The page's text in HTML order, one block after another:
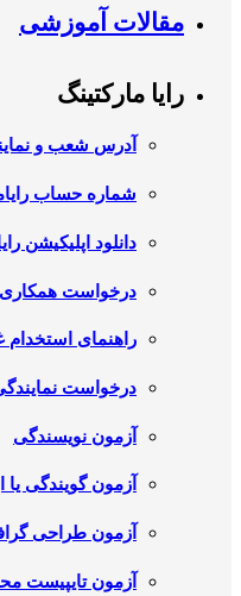
مقالات آموزشی
رایا مارکتینگ
آدرس شعب و
شماره حساب
دانلود اپلیکیشن
درخواست همکاری
راهنمای
درخواست
آزمون نویسندگی
آزمون گویندگی یا
آزمون طراحی
آزمون تایپیست